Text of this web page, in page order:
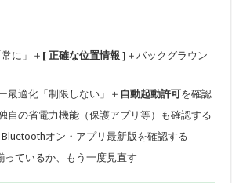
に」＋ [ 正確な位置情報 ] ＋バックグラウン
最適化「制限しない」＋ 自動起動許可を確認
自の省電力機能（保護アプリ等）も確認する
オン・アプリ最新版を確認する
っているか、もう一度見直す